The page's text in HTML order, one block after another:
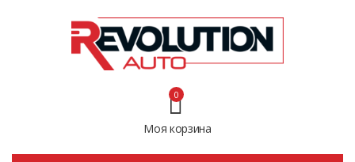
Моя корзина
0